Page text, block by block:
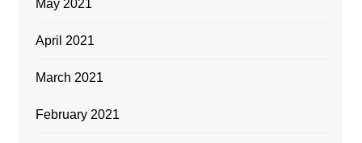
May 2021
April 2021
March 2021
February 2021